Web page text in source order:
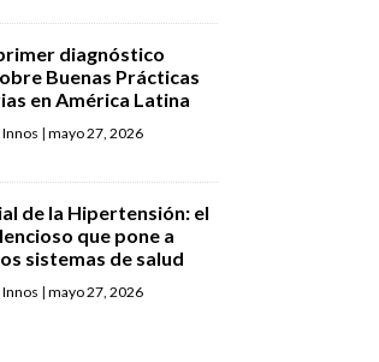
diagnóstico
Buenas Prácticas
en América Latina
| mayo 27, 2026
de la Hipertensión: el
que pone a
sistemas de salud
| mayo 27, 2026